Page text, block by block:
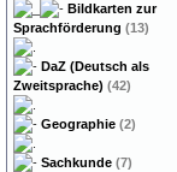
Bildkarten zur
Sprachförderung (13)
DaZ (Deutsch als
Zweitsprache) (42)
Geographie (2)
Sachkunde (7)